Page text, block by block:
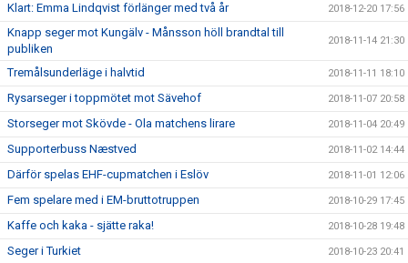
Klart: Emma Lindqvist förlänger med två år 2018-12-20 17:56
Knapp seger mot Kungälv - Månsson höll brandtal till
publiken
2018-11-14 21:30
Tremålsunderläge i halvtid 2018-11-11 18:10
Rysarseger i toppmötet mot Sävehof 2018-11-07 20:58
Storseger mot Skövde - Ola matchens lirare 2018-11-04 20:49
Supporterbuss Næstved 2018-11-02 14:44
Därför spelas EHF-cupmatchen i Eslöv 2018-11-01 12:06
Fem spelare med i EM-bruttotruppen 2018-10-29 17:45
Kaffe och kaka - sjätte raka! 2018-10-28 19:48
Seger i Turkiet 2018-10-23 20:41